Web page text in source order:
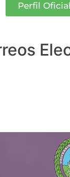
Perfil